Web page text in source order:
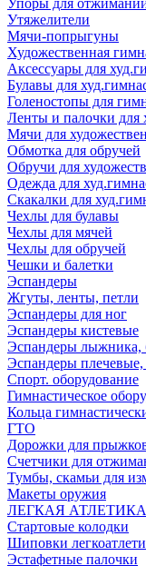
Упоры для
Утяжелители
Мячи-попрыгуны
Художественная
Аксессуары для
Булавы для
Голеностопы для
Ленты и палочки для
Мячи для
Обмотка для обручей
Обручи для
Одежда для
Скакалки для
Чехлы для булавы
Чехлы для мячей
Чехлы для обручей
Чешки и балетки
Эспандеры
Жгуты, ленты, петли
Эспандеры для ног
Эспандеры кистевые
Эспандеры лыжника,
Эспандеры
Спорт. оборудование
Гимнастическое
Кольца
ГТО
Дорожки для
Счетчики для
Тумбы, скамьи для
Макеты оружия
ЛЕГКАЯ АТЛЕТИКА
Стартовые колодки
Шиповки
Эстафетные палочки